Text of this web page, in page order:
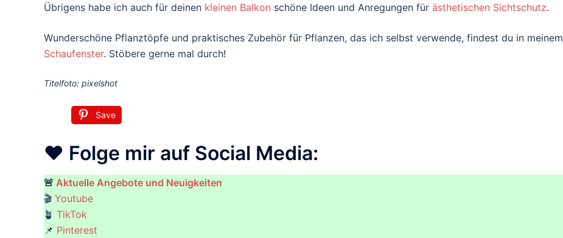
Übrigens habe ich auch für deinen kleinen Balkon schöne Ideen und Anregungen für ästhetischen Sichtschutz.
Wunderschöne Pflanztöpfe und praktisches Zubehör für Pflanzen, das ich selbst verwende, findest du in meinem
Schaufenster. Stöbere gerne mal durch!
Titelfoto: pixelshot
Save
❤️ Folge mir auf Social Media:
🚨 Aktuelle Angebote und Neuigkeiten
🎬 Youtube
🪴 TikTok
📌 Pinterest